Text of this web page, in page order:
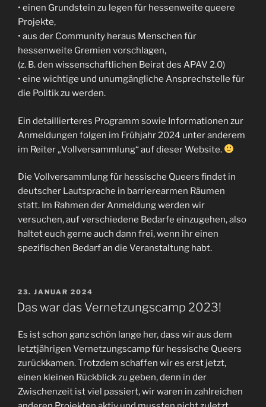
• einen Grundstein zu legen für hessenweite queere
Projekte,
• aus der Community heraus Menschen für
hessenweite Gremien vorschlagen,
(z. B. den wissenschaftlichen Beirat des APAV 2.0)
• eine wichtige und unumgängliche Ansprechstelle für
die Politik zu werden.
Ein detaillierteres Programm sowie Informationen zur
Anmeldungen folgen im Frühjahr 2024 unter anderem
im Reiter „Vollversammlung“ auf dieser Website.
Die Vollversammlung für hessische Queers findet in
deutscher Lautsprache in barrierearmen Räumen
statt. Im Rahmen der Anmeldung werden wir
versuchen, auf verschiedene Bedarfe einzugehen, also
haltet euch gerne auch dann frei, wenn ihr einen
spezifischen Bedarf an die Veranstaltung habt.
VERÖFFENTLICHT
AM
23. JANUAR 2024
Das war das Vernetzungscamp 2023!
Es ist schon ganz schön lange her, dass wir aus dem
letztjährigen Vernetzungscamp für hessische Queers
zurückkamen. Trotzdem schaffen wir es erst jetzt,
einen kleinen Rückblick zu geben, denn in der
Zwischenzeit ist viel passiert, wir waren in zahlreichen